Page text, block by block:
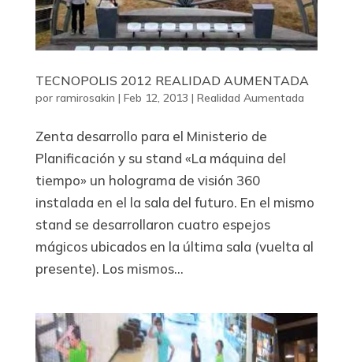
TECNOPOLIS 2012 REALIDAD AUMENTADA
por ramirosakin | Feb 12, 2013 | Realidad Aumentada
Zenta desarrollo para el Ministerio de
Planificación y su stand «La máquina del
tiempo» un holograma de visión 360
instalada en el la sala del futuro. En el mismo
stand se desarrollaron cuatro espejos
mágicos ubicados en la última sala (vuelta al
presente). Los mismos...